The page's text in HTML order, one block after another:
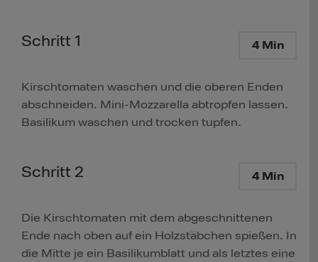
Schritt 1 4 Min
Kirschtomaten waschen und die oberen Enden
abschneiden. Mini-Mozzarella abtropfen lassen.
Basilikum waschen und trocken tupfen.
Schritt 2 4 Min
Die Kirschtomaten mit dem abgeschnittenen
Ende nach oben auf ein Holzstäbchen spießen. In
die Mitte je ein Basilikumblatt und als letztes eine